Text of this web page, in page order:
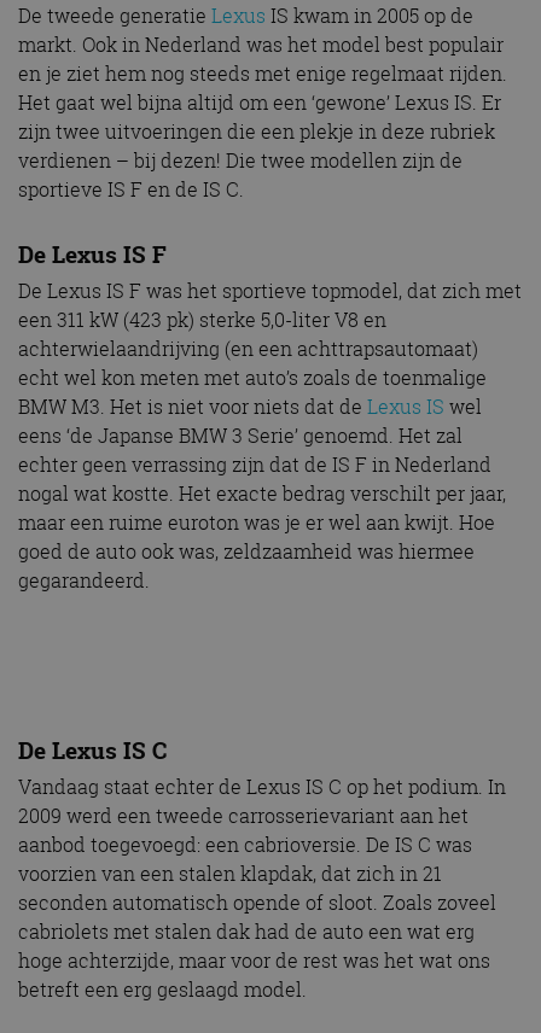
De tweede generatie Lexus IS kwam in 2005 op de
markt. Ook in Nederland was het model best populair
en je ziet hem nog steeds met enige regelmaat rijden.
Het gaat wel bijna altijd om een ‘gewone’ Lexus IS. Er
zijn twee uitvoeringen die een plekje in deze rubriek
verdienen – bij dezen! Die twee modellen zijn de
sportieve IS F en de IS C.
De Lexus IS F
De Lexus IS F was het sportieve topmodel, dat zich met
een 311 kW (423 pk) sterke 5,0-liter V8 en
achterwielaandrijving (en een achttrapsautomaat)
echt wel kon meten met auto’s zoals de toenmalige
BMW M3. Het is niet voor niets dat de Lexus IS wel
eens ‘de Japanse BMW 3 Serie’ genoemd. Het zal
echter geen verrassing zijn dat de IS F in Nederland
nogal wat kostte. Het exacte bedrag verschilt per jaar,
maar een ruime euroton was je er wel aan kwijt. Hoe
goed de auto ook was, zeldzaamheid was hiermee
gegarandeerd.
De Lexus IS C
Vandaag staat echter de Lexus IS C op het podium. In
2009 werd een tweede carrosserievariant aan het
aanbod toegevoegd: een cabrioversie. De IS C was
voorzien van een stalen klapdak, dat zich in 21
seconden automatisch opende of sloot. Zoals zoveel
cabriolets met stalen dak had de auto een wat erg
hoge achterzijde, maar voor de rest was het wat ons
betreft een erg geslaagd model.